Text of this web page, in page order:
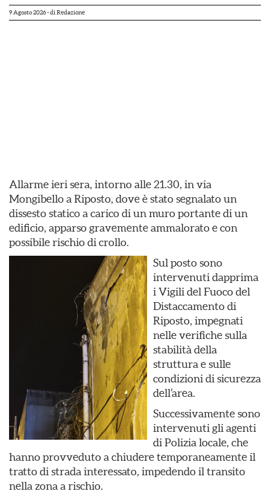
9 Agosto 2026- di Redazione
Allarme ieri sera, intorno alle 21.30, in via
Mongibello a Riposto, dove è stato segnalato un
dissesto statico a carico di un muro portante di un
edificio, apparso gravemente ammalorato e con
possibile rischio di crollo.
Sul posto sono
intervenuti dapprima
i Vigili del Fuoco del
Distaccamento di
Riposto, impegnati
nelle verifiche sulla
stabilità della
struttura e sulle
condizioni di sicurezza
dell’area.
Successivamente sono
intervenuti gli agenti
di Polizia locale, che
hanno provveduto a chiudere temporaneamente il
tratto di strada interessato, impedendo il transito
nella zona a rischio.